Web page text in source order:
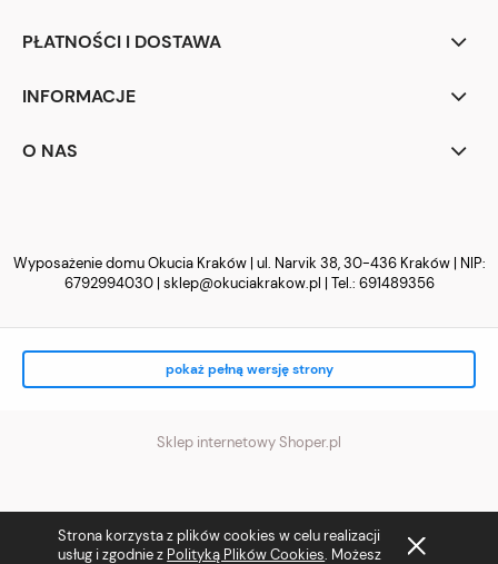
Strona korzysta z plików cookies w celu realizacji
usług i zgodnie z Polityką Plików Cookies. Możesz
PŁATNOŚCI I DOSTAWA
INFORMACJE
O NAS
Wyposażenie domu Okucia Kraków | ul. Narvik 38, 30-436 Kraków | NIP:
6792994030 | sklep@okuciakrakow.pl | Tel.: 691489356
pokaż pełną wersję strony
Sklep internetowy Shoper.pl